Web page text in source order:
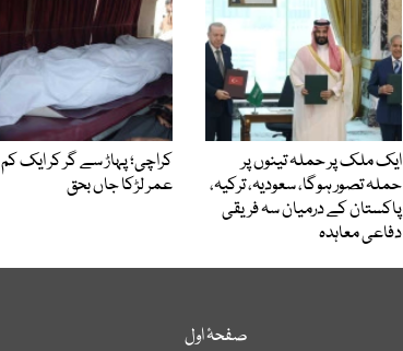
ایک ملک پر حملہ تینوں پر
حملہ تصور ہوگا، سعودیہ، ترکیہ،
پاکستان کے درمیان سہ فریقی
دفاعی معاہدہ
کراچی؛ پہاڑ سے گر کر ایک کم
عمر لڑکا جاں بحق
صفحۂ اول